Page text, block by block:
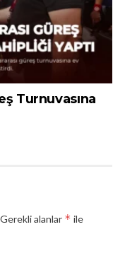
Turnuvasına
Gerekli alanlar * ile